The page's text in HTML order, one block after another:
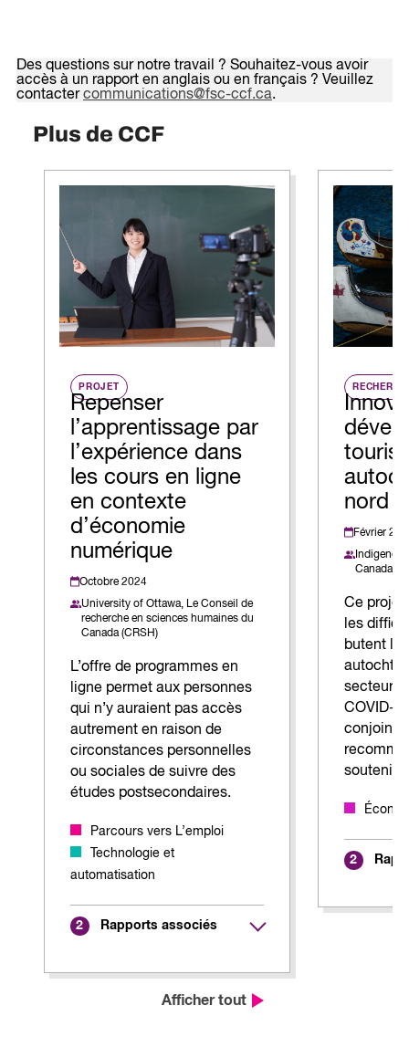
Des questions sur notre travail ? Souhaitez-vous avoir
accès à un rapport en anglais ou en français ? Veuillez
contactercommunications@fsc-ccf.ca.
Plus de CCF
PROJET
Repenser
l’apprentissage par
l’expérience dans
les cours en ligne
en contexte
d’économie
numérique
Octobre 2024
University of Ottawa, Le Conseil de
recherche en sciences humaines du
Canada (CRSH)
L’offre de programmes en
ligne permet aux personnes
qui n’y auraient pas accès
autrement en raison de
circonstances personnelles
ou sociales de suivre des
études postsecondaires.
Parcours vers L’emploi
Technologie et
automatisation
2 Rapports associés
nord
Février
Canada,
Ce projet
les
butent
secteur
COVID-
soutenir.
2
Afficher tout